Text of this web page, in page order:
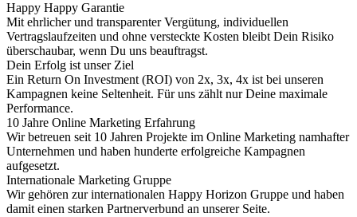
Happy Happy Garantie
Mit ehrlicher und transparenter Vergütung, individuellen
Vertragslaufzeiten und ohne versteckte Kosten bleibt Dein Risiko
überschaubar, wenn Du uns beauftragst.
Dein Erfolg ist unser Ziel
Ein Return On Investment (ROI) von 2x, 3x, 4x ist bei unseren
Kampagnen keine Seltenheit. Für uns zählt nur Deine maximale
Performance.
10 Jahre Online Marketing Erfahrung
Wir betreuen seit 10 Jahren Projekte im Online Marketing namhafter
Unternehmen und haben hunderte erfolgreiche Kampagnen
aufgesetzt.
Internationale Marketing Gruppe
Wir gehören zur internationalen Happy Horizon Gruppe und haben
damit einen starken Partnerverbund an unserer Seite.